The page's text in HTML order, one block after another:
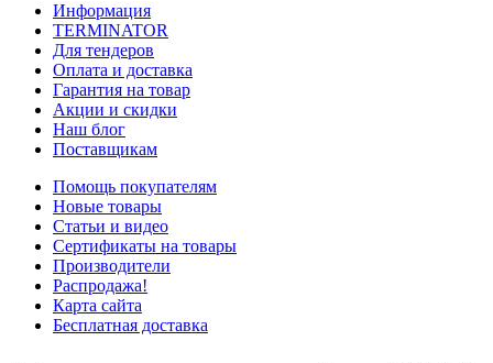
Информация
TERMINATOR
Для тендеров
Оплата и доставка
Гарантия на товар
Акции и скидки
Наш блог
Поставщикам
Помощь покупателям
Новые товары
Статьи и видео
Сертификаты на товары
Производители
Распродажа!
Карта сайта
Бесплатная доставка